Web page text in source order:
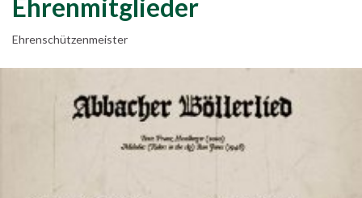
Ehrenmitglieder
Ehrenschützenmeister